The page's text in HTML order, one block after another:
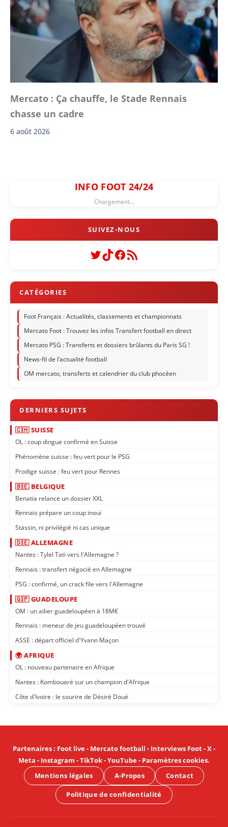
Mercato : Ça chauffe, le Stade Rennais
chasse un cadre
6 août 2026
INFO FOOT 24/24
Chargement...
Twitter
TikTok
Facebook
Flux RSS
Foot Français : Actualités, classements et championnats
Mercato Foot : Trouvez les infos Transfert football en direct
Mercato PSG : Transferts et dossiers brûlants du Paris SG !
News-fil de l’actualité football
OM mercato, transferts et calendrier du club phocéen
🇨🇭 SUISSE
OL : coup dingue confirmé en Suisse
Phénomène suisse : feu vert pour le PSG
Prodige suisse : feu vert pour Rennes
🇧🇪 BELGIQUE
Benatia relance un dossier XXL
Rennais prépare un coup inouï
Stassin, ni privilégié ni cas unique
🇩🇪 ALLEMAGNE
Nantes : Tylel Tati vers l'Allemagne ?
Rennais : transfert négocié en Allemagne
PSG : confirmé, un crack file vers l'Allemagne
🇬🇵 GUADELOUPE
OM : un ailier guadeloupéen à 18M€
Rennais : meneur de jeu guadeloupéen trouvé
ASSE : départ officiel d'Yvann Maçon
🌍 AFRIQUE
OL : nouveau partenaire en Afrique
Nantes : Kombouaré sur un champion d'Afrique
Côte d'Ivoire : le sourire de Désiré Doué
Partenaires: Foot live- Mercato football - Interviews Foot-X-
Meta - Instagram -TikTok-YouTube- Paramètres cookies.
Mentions légales
A-Propos Contact
Politique de confidentialité